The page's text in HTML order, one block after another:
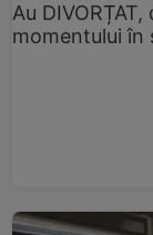
Au
momentului în